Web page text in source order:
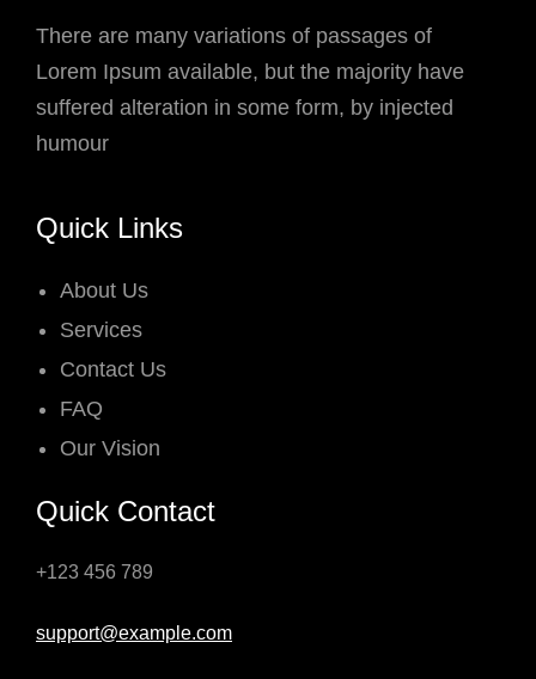
There are many variations of passages of
Lorem Ipsum available, but the majority have
suffered alteration in some form, by injected
humour
Quick Links
About Us
Services
Contact Us
FAQ
Our Vision
Quick Contact
+123 456 789
support@example.com